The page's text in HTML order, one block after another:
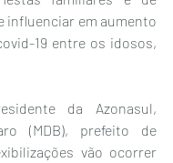
influenciar em aumento
19 entre os idosos,
da Azonasul,
(MDB), prefeito de
vão ocorrer